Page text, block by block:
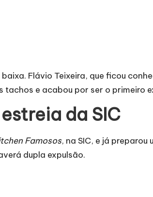
Flávio Teixeira, que ficou
e acabou por ser o primeiro
da SIC
Famosos, na SIC, e já
dupla expulsão.